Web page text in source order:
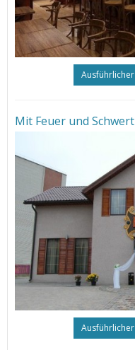
Ausführlicher
Mit Feuer und Schwert
Ausführlicher